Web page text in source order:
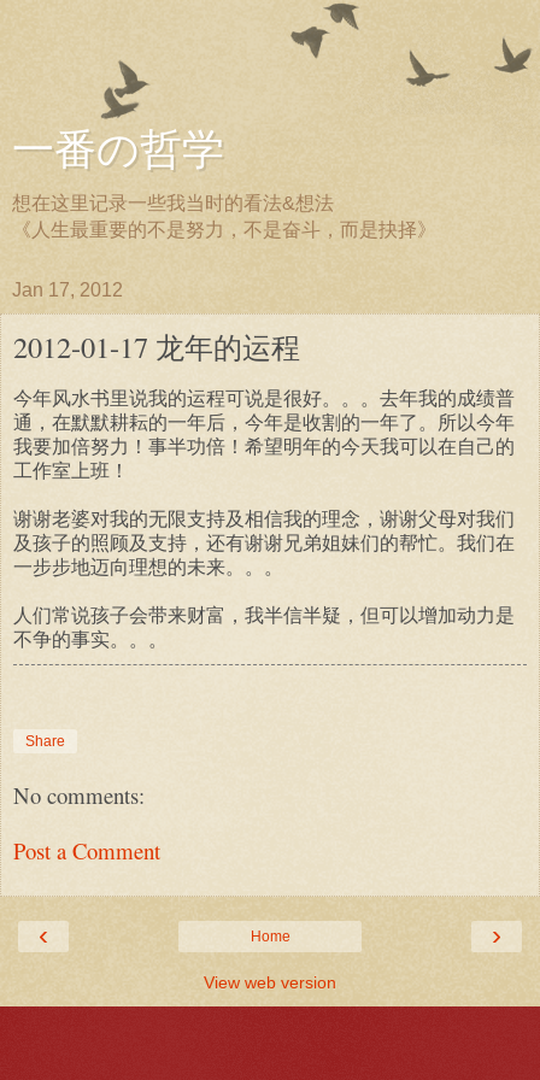
一番の哲学
想在这里记录一些我当时的看法&想法
《人生最重要的不是努力，不是奋斗，而是抉择》
Jan 17, 2012
2012-01-17 龙年的运程
今年风水书里说我的运程可说是很好。。。去年我的成绩普
通，在默默耕耘的一年后，今年是收割的一年了。所以今年
我要加倍努力！事半功倍！希望明年的今天我可以在自己的
工作室上班！
谢谢老婆对我的无限支持及相信我的理念，谢谢父母对我们
及孩子的照顾及支持，还有谢谢兄弟姐妹们的帮忙。我们在
一步步地迈向理想的未来。。。
人们常说孩子会带来财富，我半信半疑，但可以增加动力是
不争的事实。。。
Share
No comments:
Post a Comment
‹ ›
Home
View web version